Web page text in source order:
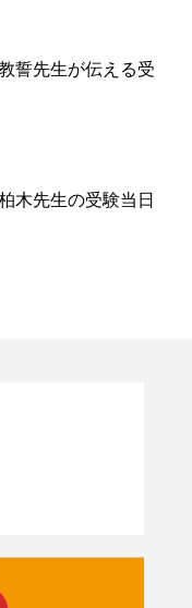
誓先生が伝える受
木先生の受験当日